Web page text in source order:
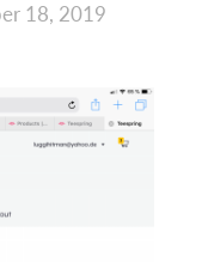
18, 2019